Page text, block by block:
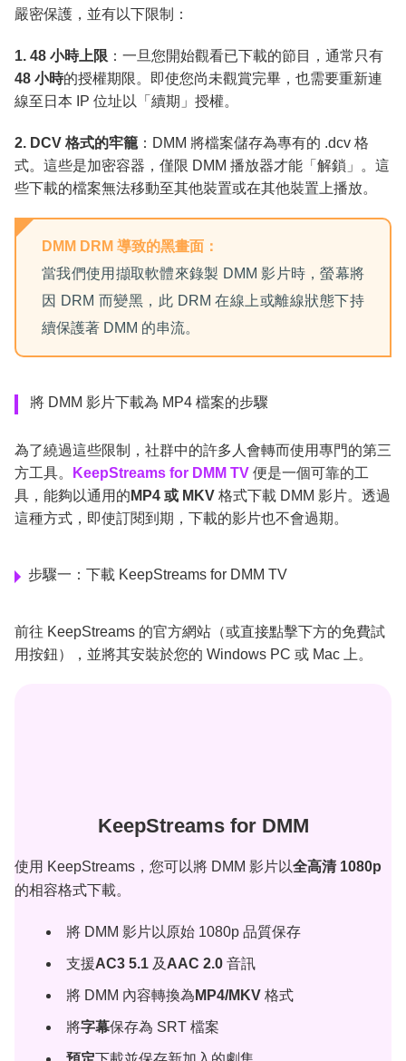
嚴密保護，並有以下限制：
1. 48 小時上限 ：一旦您開始觀看已下載的節目，通常只有
48 小時的授權期限。即使您尚未觀賞完畢，也需要重新連
線至日本 IP 位址以「續期」授權。
2. DCV 格式的牢籠：DMM 將檔案儲存為專有的 .dcv 格
式。這些是加密容器，僅限 DMM 播放器才能「解鎖」。這
些下載的檔案無法移動至其他裝置或在其他裝置上播放。
DMM DRM 導致的黑畫面：
當我們使用擷取軟體來錄製 DMM 影片時，螢幕將
因 DRM 而變黑，此 DRM 在線上或離線狀態下持
續保護著 DMM 的串流。
將 DMM 影片下載為 MP4 檔案的步驟
為了繞過這些限制，社群中的許多人會轉而使用專門的第三
方工具。
KeepStreams for DMM TV 便是一個可靠的工
具，能夠以通用的 MP4 或 MKV 格式下載 DMM 影片。透過
這種方式，即使訂閱到期，下載的影片也不會過期。
步驟一：下載 KeepStreams for DMM TV
前往 KeepStreams 的官方網站（或直接點擊下方的免費試
用按鈕），並將其安裝於您的 Windows PC 或 Mac 上。
KeepStreams for DMM
使用 KeepStreams，您可以將 DMM 影片以全高清 1080p
的相容格式下載。
將 DMM 影片以原始 1080p 品質保存
支援AC3 5.1 及 AAC 2.0 音訊
將 DMM 內容轉換為 MP4/MKV 格式
將字幕保存為 SRT 檔案